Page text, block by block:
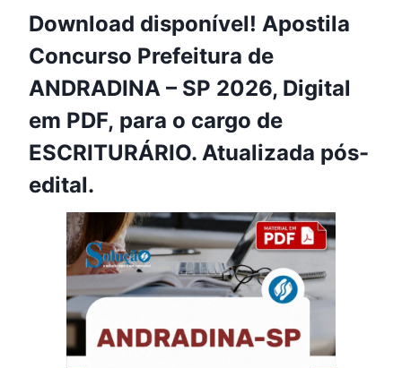
Download disponível! Apostila
Concurso Prefeitura de
ANDRADINA – SP 2026, Digital
em PDF, para o cargo de
ESCRITURÁRIO. Atualizada pós-
edital.